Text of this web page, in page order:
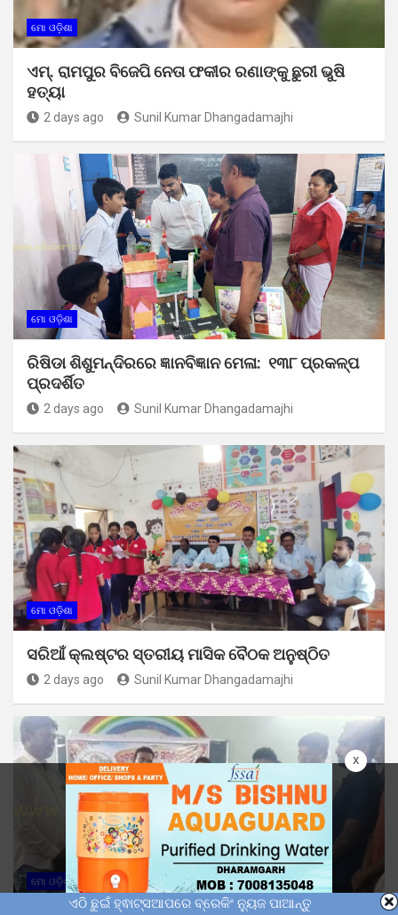
x
ମୋ ଓଡ଼ିଶା
ଏମ୍. ରାମପୁର ବିଜେପି ନେତା ଫକୀର ରଣାଙ୍କୁ ଛୁରୀ ଭୁଷି
ହତ୍ୟା
2 days ago Sunil Kumar Dhangadamajhi
ମୋ ଓଡ଼ିଶା
ରିଷିଡା ଶିଶୁମନ୍ଦିରରେ ଜ୍ଞାନବିଜ୍ଞାନ ମେଳା: ୧୩୮ ପ୍ରକଳ୍ପ
ପ୍ରଦର୍ଶିତ
2 days ago Sunil Kumar Dhangadamajhi
ମୋ ଓଡ଼ିଶା
ସରିଆଁ କ୍ଲଷ୍ଟର ସ୍ତରୀୟ ମାସିକ ବୈଠକ ଅନୁଷ୍ଠିତ
2 days ago Sunil Kumar Dhangadamajhi
ମୋ ଓଡ଼ିଶା
ଏଠି ଛୁଇଁ ହ୍ଵାଟ୍ସଆପରେ ବ୍ରେକିଂ ନ୍ୟୁଜ ପାଆନ୍ତୁ